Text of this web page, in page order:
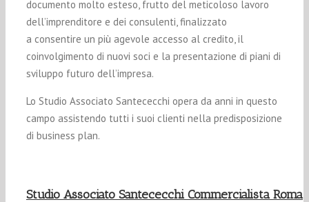
documento molto esteso, frutto del meticoloso lavoro
dell’imprenditore e dei consulenti, finalizzato
a consentire un più agevole accesso al credito, il
coinvolgimento di nuovi soci e la presentazione di piani di
sviluppo futuro dell’impresa.
Lo Studio Associato Santececchi opera da anni in questo
campo assistendo tutti i suoi clienti nella predisposizione
di business plan.
Studio Associato Santececchi Commercialista Roma